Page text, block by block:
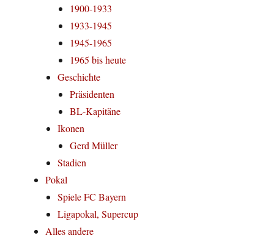
1900-1933
1933-1945
1945-1965
1965 bis heute
Geschichte
Präsidenten
BL-Kapitäne
Ikonen
Gerd Müller
Stadien
Pokal
Spiele FC Bayern
Ligapokal, Supercup
Alles andere